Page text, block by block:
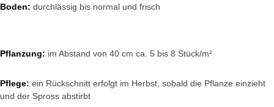
Boden: durchlässig bis normal und frisch
Pflanzung: im Abstand von 40 cm ca. 5 bis 8 Stück/m²
Pflege: ein Rückschnitt erfolgt im Herbst, sobald die Pflanze einzieht
und der Spross abstirbt